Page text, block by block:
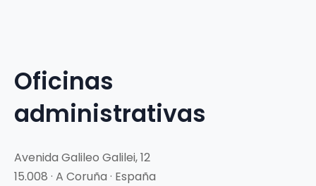
Oficinas
administrativas
Avenida Galileo Galilei, 12
15.008 · A Coruña · España